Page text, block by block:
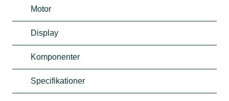
Motor
Display
Komponenter
Specifikationer